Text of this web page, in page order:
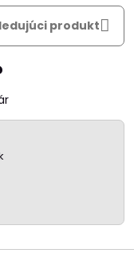
produkt